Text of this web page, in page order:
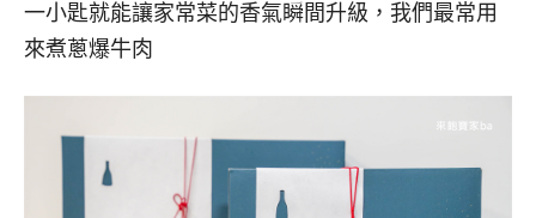
一小匙就能讓家常菜的香氣瞬間升級，我們最常用
來煮蔥爆牛肉